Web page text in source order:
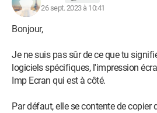
26 sept. 2023 à 10:41
Bonjour,
Je ne suis pas sûr de ce que tu
logiciels spécifiques, l'impression
Imp Ecran qui est à côté.
Par défaut, elle se contente de copier